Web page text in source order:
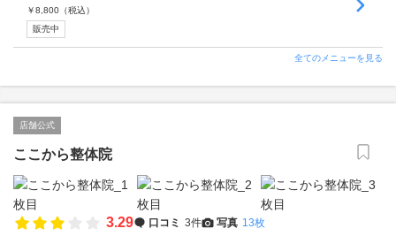
￥8,800 （税込）
販売中
全てのメニューを見る
店舗公式
ここから整体院
3.29 口コミ 3件 写真 13枚